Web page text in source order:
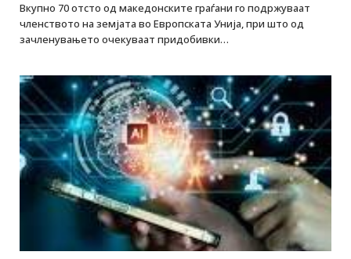
Вкупно 70 отсто од македонските граѓани го подржуваат
членството на земјата во Европската Унија, при што од
зачленувањето очекуваат придобивки…